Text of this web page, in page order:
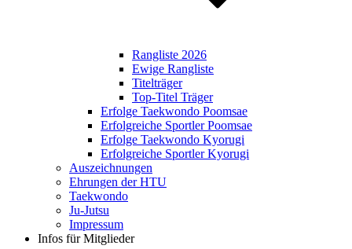
Rangliste 2026
Ewige Rangliste
Titelträger
Top-Titel Träger
Erfolge Taekwondo Poomsae
Erfolgreiche Sportler Poomsae
Erfolge Taekwondo Kyorugi
Erfolgreiche Sportler Kyorugi
Auszeichnungen
Ehrungen der HTU
Taekwondo
Ju-Jutsu
Impressum
Infos für Mitglieder